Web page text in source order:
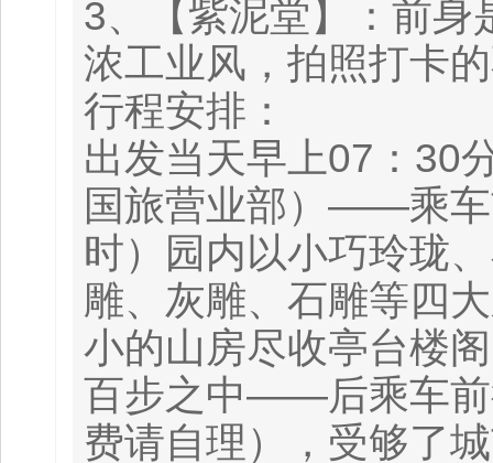
3、【紫泥堂】：前
浓工业风，拍照打卡
行程安排：
出发当天早上07：30
国旅营业部）——乘车
时）园内以小巧玲珑
雕、灰雕、石雕等四
小的山房尽收亭台楼
百步之中——后乘车前
费请自理），受够了